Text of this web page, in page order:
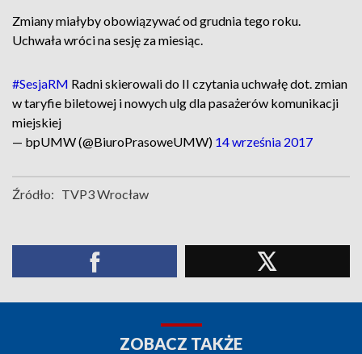
Zmiany miałyby obowiązywać od grudnia tego roku.
Uchwała wróci na sesję za miesiąc.
#SesjaRM Radni skierowali do II czytania uchwałę dot. zmian
w taryfie biletowej i nowych ulg dla pasażerów komunikacji
miejskiej
— bpUMW (@BiuroPrasoweUMW) 14 września 2017
Źródło: TVP3 Wrocław
ZOBACZ TAKŻE